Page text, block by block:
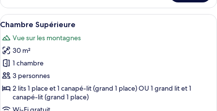
le
type
de
Chambre
Standard
Afficher
toutes
les
photos
pour
ce
type
chambre :
Une chambre d’hôtel avec un grand
1
Chambre Supérieure
Vue sur les montagnes
30 m²
1 chambre
3 personnes
2 lits 1 place et 1 canapé-lit (grand 1 place) OU 1 grand lit et 1
canapé-lit (grand 1 place)